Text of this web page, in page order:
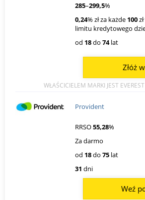
285–299,5%
0,24% zł za każde 100
limitu kredytowego
od 18do 74lat
WŁAŚCICIELEM MARKI JEST
Złóż
Provident
RRSO55,28%
Za darmo
od 18do 75 lat
31 dni
Weź